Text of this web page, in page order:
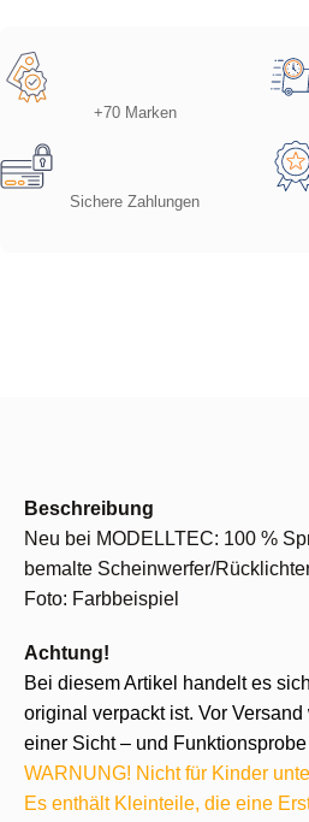
+70 Marken
Sichere Zahlungen
Beschreibung
Neu bei MODELLTEC: 100 %
bemalte Scheinwerfer/
Foto: Farbbeispiel
Achtung!
Bei diesem Artikel handelt es
original verpackt ist. Vor
einer Sicht – und
WARNUNG! Nicht für Kinder
Es enthält Kleinteile, die eine